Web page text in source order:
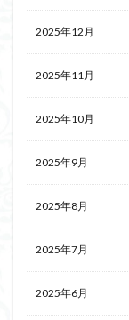
2025年12月
2025年11月
2025年10月
2025年9月
2025年8月
2025年7月
2025年6月